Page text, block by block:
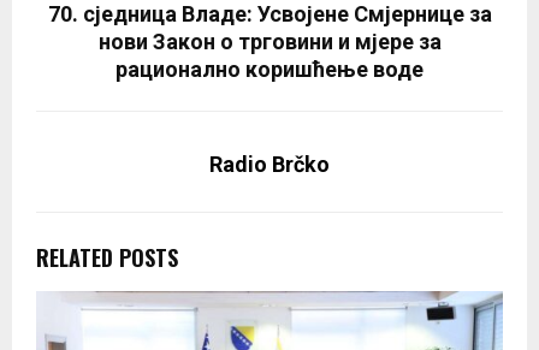
70. сједница Владе: Усвојене Смјернице за
нови Закон о трговини и мјере за
рационално коришћење воде
Radio Brčko
RELATED POSTS